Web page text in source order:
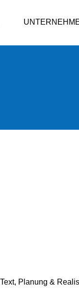
Planung &